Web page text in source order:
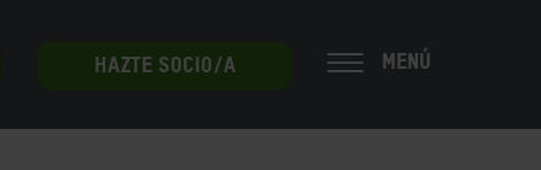
HAZTE SOCIO/A MENÚ